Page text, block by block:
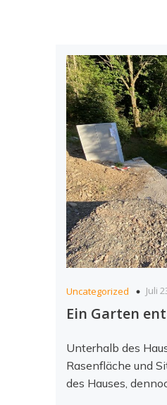
Uncategorized Juli
Ein Garten
Unterhalb des
Rasenfläche und
des Hauses,